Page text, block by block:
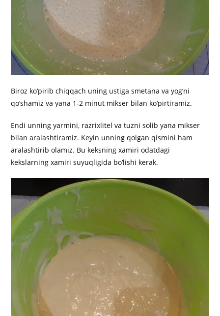
Biroz ko‘pirib chiqqach uning ustiga smetana va yog‘ni
qo‘shamiz va yana 1-2 minut mikser bilan ko‘pirtiramiz.
Endi unning yarmini, razrixlitel va tuzni solib yana mikser
bilan aralashtiramiz. Keyin unning qolgan qismini ham
aralashtirib olamiz. Bu keksning xamiri odatdagi
kekslarning xamiri suyuqligida bo‘lishi kerak.